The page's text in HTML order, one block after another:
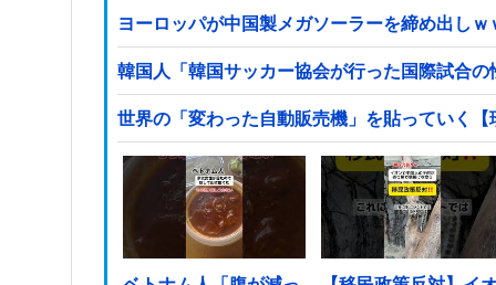
ヨーロッパが中国製メガソーラーを締め出しｗ
韓国人「韓国サッカー協会が行った国際試合
世界の「変わった自動販売機」を貼っていく【